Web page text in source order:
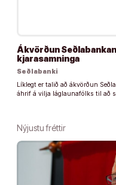
Ákvörðun
kjarasamninga
Seðlabanki
Líklegt er talið að ákvörðun
áhrif á vilja láglaunafólks til að
Nýjustu fréttir